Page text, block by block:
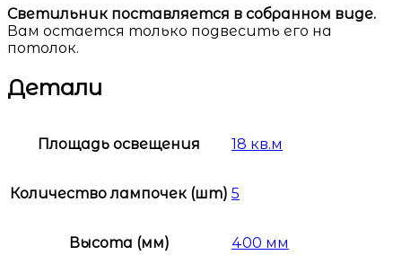
Светильник поставляется в собранном виде.
Вам остается только подвесить его на
потолок.
Детали
Площадь освещения 18 кв.м
Количество лампочек (шт) 5
Высота (мм) 400 мм